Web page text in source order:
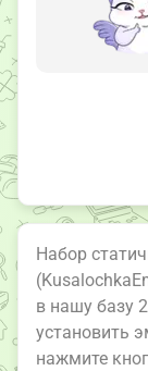
Набор
в нашу базу
установить
нажмите